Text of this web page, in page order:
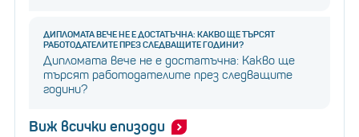
ДИПЛОМАТА ВЕЧЕ НЕ Е ДОСТАТЪЧНА: КАКВО ЩЕ ТЪРСЯТ
РАБОТОДАТЕЛИТЕ ПРЕЗ СЛЕДВАЩИТЕ ГОДИНИ?
Дипломата вече не е достатъчна: Какво ще
търсят работодателите през следващите
години?
Виж всички епизоди